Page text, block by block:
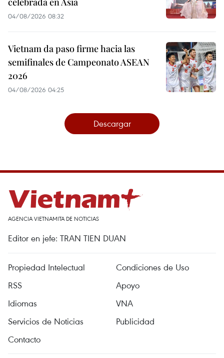
04/08/2026 08:32
Vietnam da paso firme hacia las
semifinales de Campeonato ASEAN
2026
04/08/2026 04:25
Descargar
AGENCIA VIETNAMITA DE NOTICIAS
Editor en jefe: TRAN TIEN DUAN
Propiedad Intelectual
Condiciones de Uso
RSS
Apoyo
Idiomas
VNA
Servicios de Noticias
Publicidad
Contacto